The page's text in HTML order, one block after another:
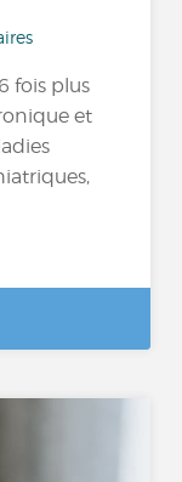
fois plus
et